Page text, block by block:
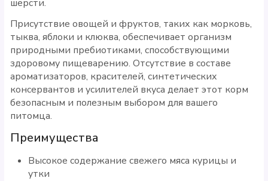
шерсти.
Присутствие овощей и фруктов, таких как морковь,
тыква, яблоки и клюква, обеспечивает организм
природными пребиотиками, способствующими
здоровому пищеварению. Отсутствие в составе
ароматизаторов, красителей, синтетических
консервантов и усилителей вкуса делает этот корм
безопасным и полезным выбором для вашего
питомца.
Преимущества
Высокое содержание свежего мяса курицы и
утки